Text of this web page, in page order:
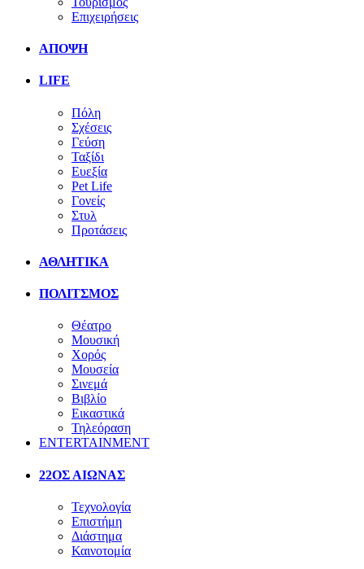
Επιχειρήσεις
ΑΠΟΨΗ
LIFE
Πόλη
Σχέσεις
Γεύση
Ταξίδι
Ευεξία
Pet Life
Γονείς
Στυλ
Προτάσεις
ΑΘΛΗΤΙΚΑ
ΠΟΛΙΤΣΜΟΣ
Θέατρο
Μουσική
Χορός
Μουσεία
Σινεμά
Βιβλίο
Εικαστικά
Τηλεόραση
ENTERTAINMENT
22ΟΣ ΑΙΩΝΑΣ
Τεχνολογία
Επιστήμη
Διάστημα
Καινοτομία